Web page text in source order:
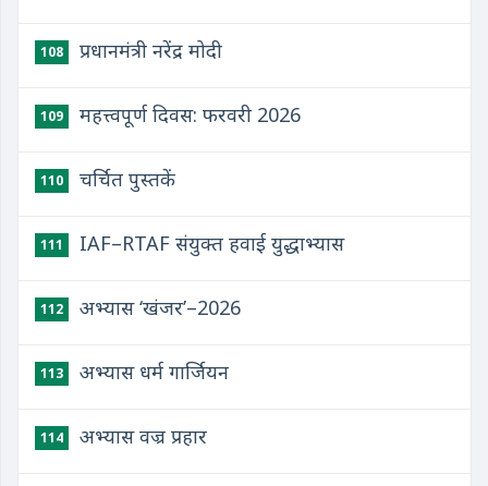
108 प्रधानमंत्री नरेंद्र मोदी
109 महत्त्वपूर्ण दिवस: फरवरी 2026
110 चर्चित पुस्तकें
111 IAF–RTAF संयुक्त हवाई युद्धाभ्यास
112 अभ्यास ‘खंजर’–2026
113 अभ्यास धर्म गार्जियन
114 अभ्यास वज्र प्रहार